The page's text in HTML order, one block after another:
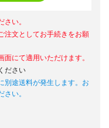
い。
注文としてお手続きをお願
にて適用いただけます。
ださい
別途送料が発生します。お
い。